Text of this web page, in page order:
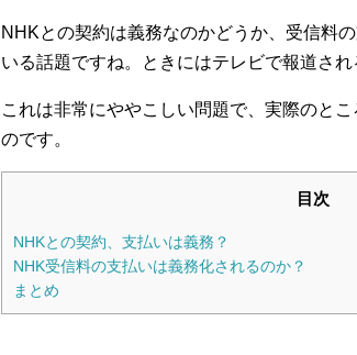
NHKとの契約は義務なのかどうか、受信料
いる話題ですね。ときにはテレビで報道され
これは非常にややこしい問題で、実際のと
のです。
目次
NHKとの契約、支払いは義務？
NHK受信料の支払いは義務化されるのか？
まとめ